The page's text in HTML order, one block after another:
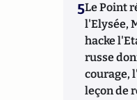
5Le Point
l'Elysée,
hacke
russe
courage,
leçon de